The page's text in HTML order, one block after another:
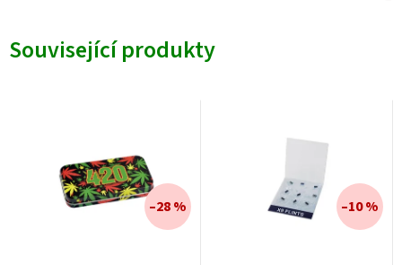
Související produkty
–28 % –10 %